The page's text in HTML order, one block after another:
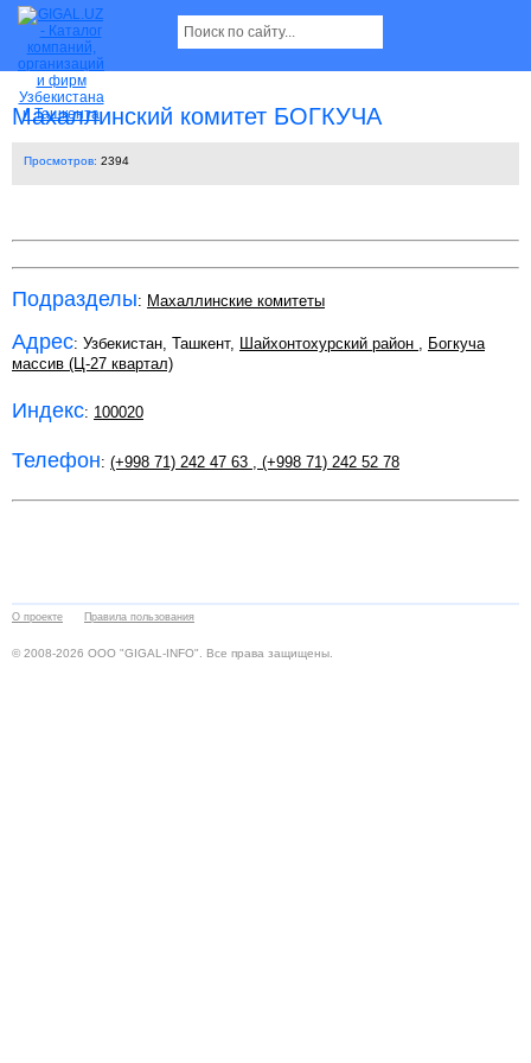
Махаллинский комитет БОГКУЧА
Просмотров: 2394
Подразделы: Махаллинские комитеты
Адрес: Узбекистан, Ташкент, Шайхонтохурский район , Богкуча
массив (Ц-27 квартал)
Индекс: 100020
Телефон: (+998 71) 242 47 63 , (+998 71) 242 52 78
О проекте Правила пользования
© 2008-2026 ООО "GIGAL-INFO". Все права защищены.